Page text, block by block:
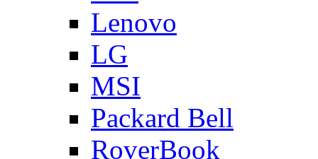
Lenovo
LG
MSI
Packard Bell
RoverBook